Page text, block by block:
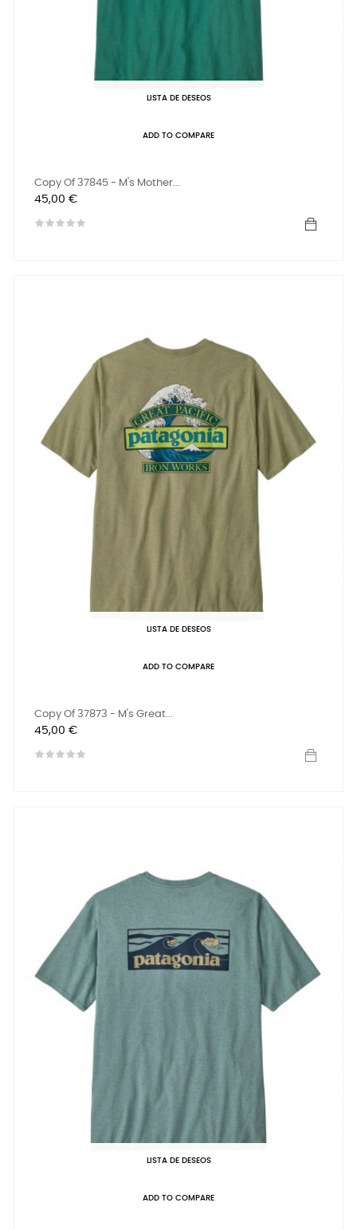
LISTA DE DESEOS
ADD TO COMPARE
Copy Of 37845 - M's Mother...
Precio
45,00 €
LISTA DE DESEOS
ADD TO COMPARE
Copy Of 37873 - M's Great...
Precio
45,00 €
LISTA DE DESEOS
ADD TO COMPARE